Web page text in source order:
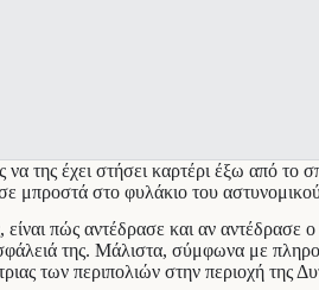
της έχει στήσει καρτέρι έξω από το
μπροστά στο φυλάκιο του
πώς αντέδρασε και αν αντέδρασε
της. Μάλιστα, σύμφωνα με
των περιπολιών στην περιοχή της